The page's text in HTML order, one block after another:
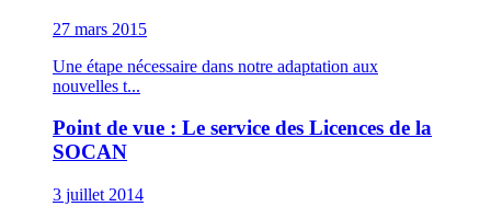
27 mars 2015
Une étape nécessaire dans notre adaptation aux
nouvelles t...
Point de vue : Le service des Licences de la
SOCAN
3 juillet 2014